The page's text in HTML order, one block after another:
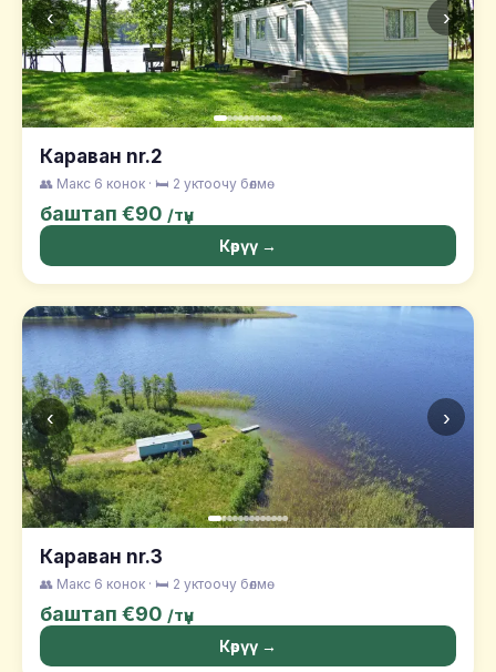
‹ ›
Караван nr.2
👥 Макс 6 конок · 🛏️ 2 уктоочу бөлмө
баштап €90 /түн
Көрүү →
‹ ›
Караван nr.3
👥 Макс 6 конок · 🛏️ 2 уктоочу бөлмө
баштап €90 /түн
Көрүү →